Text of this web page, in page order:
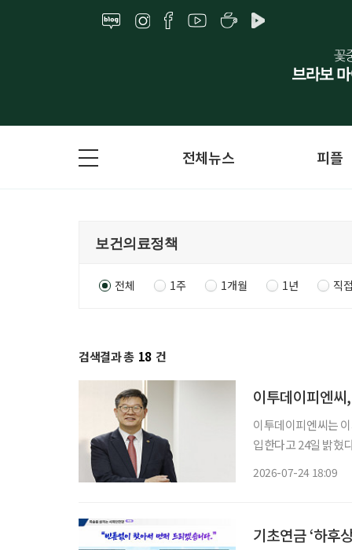
전체뉴스 피플
전체 1주 1개월 1년 직
검색결과 총 18 건
이투데이피엔
이투데이피엔씨는
입한다고 24일 밝혔다. 미래설계연구원은 고령화와 인구구조의 변화, 건강과 돌봄,
2026-07-24 18:09
기초연금 ‘하후